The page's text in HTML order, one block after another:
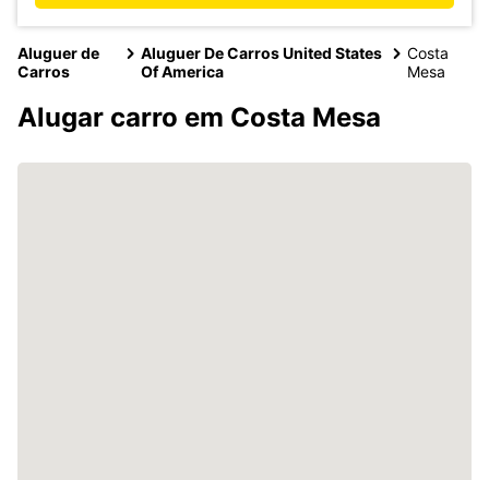
Aluguer de
Carros
Aluguer De Carros United States
Of America
Costa
Mesa
Alugar carro em Costa Mesa